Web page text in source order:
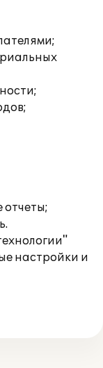
отчеты;
настройки и